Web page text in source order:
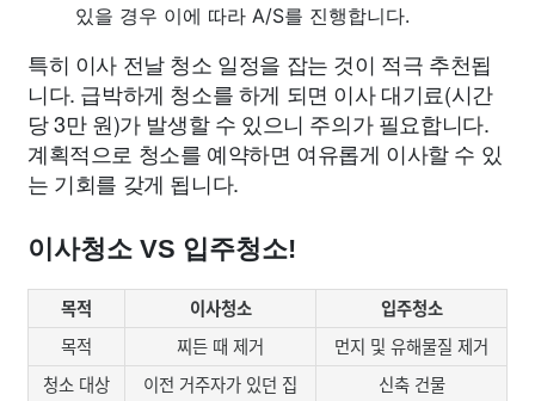
있을 경우 이에 따라 A/S를 진행합니다.
특히 이사 전날 청소 일정을 잡는 것이 적극 추천됩
니다. 급박하게 청소를 하게 되면 이사 대기료(시간
당 3만 원)가 발생할 수 있으니 주의가 필요합니다.
계획적으로 청소를 예약하면 여유롭게 이사할 수 있
는 기회를 갖게 됩니다.
이사청소 VS 입주청소!
목적 이사청소
입주청소
목적
찌든 때 제거
먼지 및 유해물질 제거
청소 대상
이전 거주자가 있던 집 신축 건물